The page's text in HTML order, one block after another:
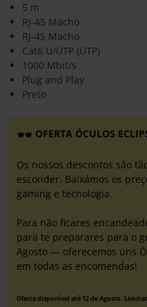
5 m
RJ-45 Macho
RJ-45 Macho
Cat6 U/UTP (UTP)
1000 Mbit/s
Plug and Play
Preto
OFERTA ÓCULOS
Os nossos descontos são
esconder. Baixámos os
gaming e tecnologia.
Para não ficares
para te preparares para o
Agosto — oferecemos uns
em todas as encomendas!
Oferta disponível até 12 de Agosto.